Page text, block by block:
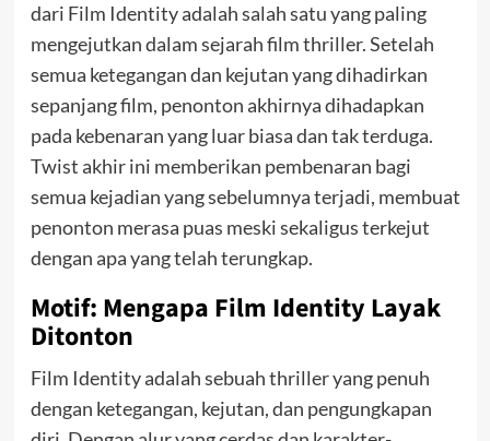
dari Film Identity adalah salah satu yang paling
mengejutkan dalam sejarah film thriller. Setelah
semua ketegangan dan kejutan yang dihadirkan
sepanjang film, penonton akhirnya dihadapkan
pada kebenaran yang luar biasa dan tak terduga.
Twist akhir ini memberikan pembenaran bagi
semua kejadian yang sebelumnya terjadi, membuat
penonton merasa puas meski sekaligus terkejut
dengan apa yang telah terungkap.
Motif: Mengapa Film Identity Layak
Ditonton
Film Identity adalah sebuah thriller yang penuh
dengan ketegangan, kejutan, dan pengungkapan